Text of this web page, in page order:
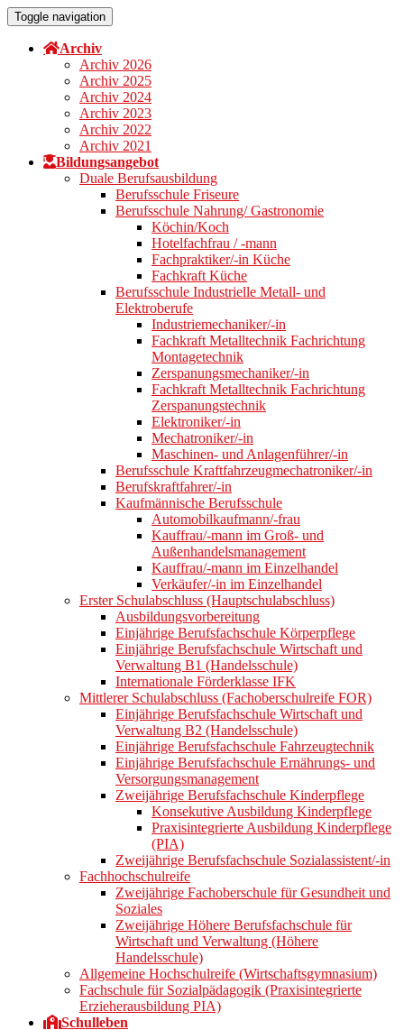
Toggle navigation
Archiv
Archiv 2026
Archiv 2025
Archiv 2024
Archiv 2023
Archiv 2022
Archiv 2021
Bildungsangebot
Duale Berufsausbildung
Berufsschule Friseure
Berufsschule Nahrung/ Gastronomie
Köchin/Koch
Hotelfachfrau / -mann
Fachpraktiker/-in Küche
Fachkraft Küche
Berufsschule Industrielle Metall- und
Elektroberufe
Industriemechaniker/-in
Fachkraft Metalltechnik Fachrichtung
Montagetechnik
Zerspanungsmechaniker/-in
Fachkraft Metalltechnik Fachrichtung
Zerspanungstechnik
Elektroniker/-in
Mechatroniker/-in
Maschinen- und Anlagenführer/-in
Berufsschule Kraftfahrzeugmechatroniker/-in
Berufskraftfahrer/-in
Kaufmännische Berufsschule
Automobilkaufmann/-frau
Kauffrau/-mann im Groß- und
Außenhandelsmanagement
Kauffrau/-mann im Einzelhandel
Verkäufer/-in im Einzelhandel
Erster Schulabschluss (Hauptschulabschluss)
Ausbildungsvorbereitung
Einjährige Berufsfachschule Körperpflege
Einjährige Berufsfachschule Wirtschaft und
Verwaltung B1 (Handelsschule)
Internationale Förderklasse IFK
Mittlerer Schulabschluss (Fachoberschulreife FOR)
Einjährige Berufsfachschule Wirtschaft und
Verwaltung B2 (Handelsschule)
Einjährige Berufsfachschule Fahrzeugtechnik
Einjährige Berufsfachschule Ernährungs- und
Versorgungsmanagement
Zweijährige Berufsfachschule Kinderpflege
Konsekutive Ausbildung Kinderpflege
Praxisintegrierte Ausbildung Kinderpflege
(PIA)
Zweijährige Berufsfachschule Sozialassistent/-in
Fachhochschulreife
Zweijährige Fachoberschule für Gesundheit und
Soziales
Zweijährige Höhere Berufsfachschule für
Wirtschaft und Verwaltung (Höhere
Handelsschule)
Allgemeine Hochschulreife (Wirtschaftsgymnasium)
Fachschule für Sozialpädagogik (Praxisintegrierte
Erzieherausbildung PIA)
Schulleben